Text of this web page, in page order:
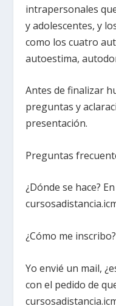
intrapersonales
y adolescentes, y
como los cuatro
autoestima,
Antes de finalizar
preguntas y
presentación.
Preguntas
¿Dónde se hace?
¿Cómo me
Yo envié un mail,
con el pedido de